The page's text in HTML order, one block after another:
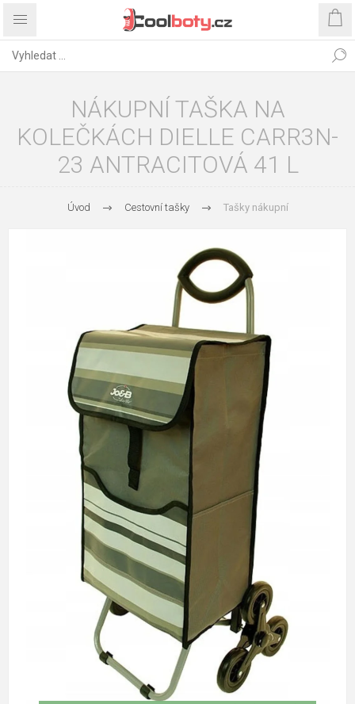
NÁKUPNÍ TAŠKA NA
KOLEČKÁCH DIELLE CARR3N-
23 ANTRACITOVÁ 41 L
Úvod Cestovní tašky Tašky nákupní